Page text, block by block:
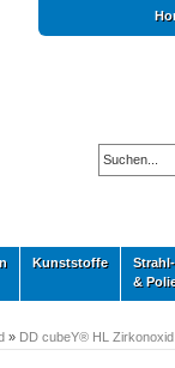
Kunststoffe
Strahl-
&
» DD cubeY® HL Zirkonoxid